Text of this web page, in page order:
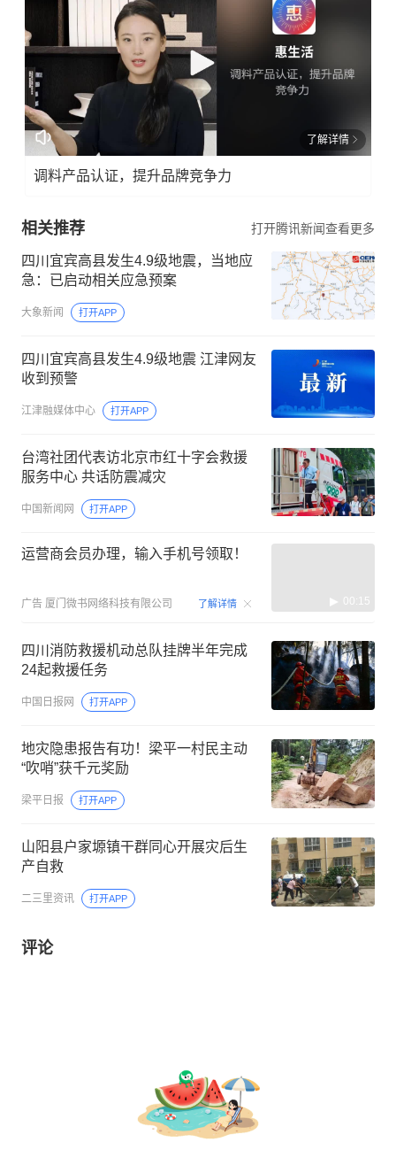
了解详情
调料产品认证，提升品牌竞争力
相关推荐 打开腾讯新闻查看更多
四川宜宾高县发生4.9级地震，当地应
急：已启动相关应急预案
大象新闻 打开APP
四川宜宾高县发生4.9级地震 江津网友
收到预警
江津融媒体中心 打开APP
台湾社团代表访北京市红十字会救援
服务中心 共话防震减灾
中国新闻网 打开APP
运营商会员办理，输入手机号领取！
广告 厦门微书网络科技有限公司 了解详情 00:15
四川消防救援机动总队挂牌半年完成
24起救援任务
中国日报网 打开APP
地灾隐患报告有功！梁平一村民主动
“吹哨”获千元奖励
梁平日报 打开APP
山阳县户家塬镇干群同心开展灾后生
产自救
二三里资讯 打开APP
评论